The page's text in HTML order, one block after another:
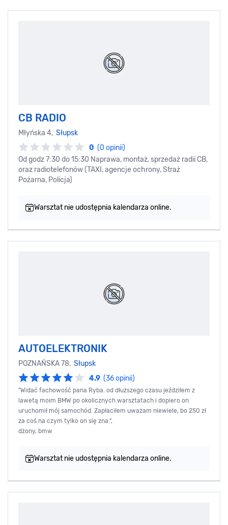
CB RADIO
Młyńska 4, Słupsk
0 (0 opinii)
Od godz 7:30 do 15:30 Naprawa, montaż, sprzedaż radii CB,
oraz radiotelefonów (TAXI, agencje ochrony, Straż
Pożarna, Policja)
Warsztat nie udostępnia kalendarza online.
AUTOELEKTRONIK
POZNAŃSKA 78, Słupsk
4.9 (36 opinii)
"Widać fachowość pana Ryba. od dłuższego czasu jeździłem z
lawetą moim BMW po okolicznych warsztatach i dopiero on
uruchomił mój samochód. Zapłaciłem uważam niewiele, bo 250 zł
za coś na czym tylko on się zna.",
dżony, bmw
Warsztat nie udostępnia kalendarza online.